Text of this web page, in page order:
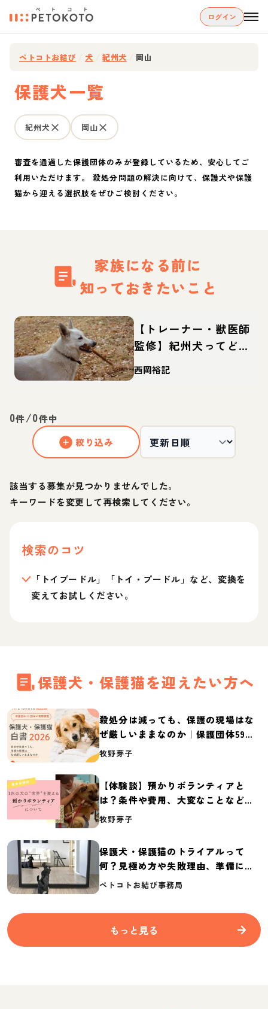
ログイン
ペトコトお結び 犬 紀州犬 岡山
保護犬一覧
紀州犬 岡山
審査を通過した保護団体のみが登録しているため、安心してご
利用いただけます。 殺処分問題の解決に向けて、保護犬や保護
猫から迎える選択肢をぜひご検討ください。
家族になる前に
知っておきたいこと
【トレーナー・獣医師
監修】紀州犬ってどん
な犬？性格・特徴・育
て方・迎え方
西岡裕記
0件/0件中
絞り込み
該当する募集が見つかりませんでした。
キーワードを変更して再検索してください。
検索のコツ
「トイプードル」「トイ・プードル」など、変換を
変えてお試しください。
保護犬・保護猫を迎えたい方へ
殺処分は減っても、保護の現場はな
ぜ厳しいままなのか｜保護団体59団
体の実態調査【保護犬・保護猫白書
牧野芽子
【体験談】預かりボランティアと
は？条件や費用、大変なことなど紹
介
牧野芽子
保護犬・保護猫のトライアルって
何？見極め方や失敗理由、準備に必
要なものを紹介
ペトコトお結び事務局
もっと見る